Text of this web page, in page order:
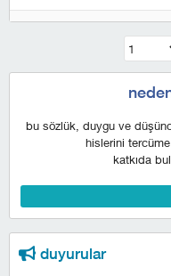
bu sözlük, duygu ve
hislerini tercüme
katkıda
duyurular